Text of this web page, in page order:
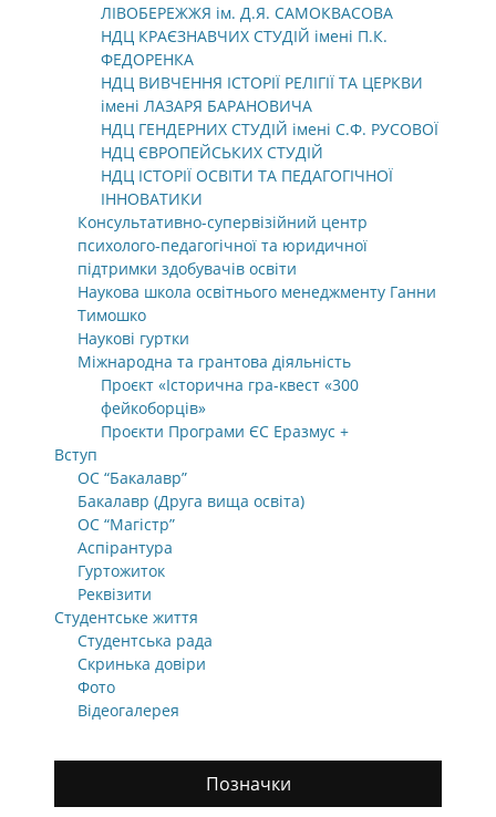
ЛІВОБЕРЕЖЖЯ ім. Д.Я. САМОКВАСОВА
НДЦ КРАЄЗНАВЧИХ СТУДІЙ імені П.К.
ФЕДОРЕНКА
НДЦ ВИВЧЕННЯ ІСТОРІЇ РЕЛІГІЇ ТА ЦЕРКВИ
імені ЛАЗАРЯ БАРАНОВИЧА
НДЦ ГЕНДЕРНИХ СТУДІЙ імені С.Ф. РУСОВОЇ
НДЦ ЄВРОПЕЙСЬКИХ СТУДІЙ
НДЦ ІСТОРІЇ ОСВІТИ ТА ПЕДАГОГІЧНОЇ
ІННОВАТИКИ
Консультативно-супервізійний центр
психолого-педагогічної та юридичної
підтримки здобувачів освіти
Наукова школа освітнього менеджменту Ганни
Тимошко
Наукові гуртки
Міжнародна та грантова діяльність
Проєкт «Історична гра-квест «300
фейкоборців»
Проєкти Програми ЄС Еразмус +
Вступ
ОС “Бакалавр”
Бакалавр (Друга вища освіта)
ОС “Магістр”
Аспірантура
Гуртожиток
Реквізити
Студентське життя
Студентська рада
Скринька довіри
Фото
Відеогалерея
Позначки